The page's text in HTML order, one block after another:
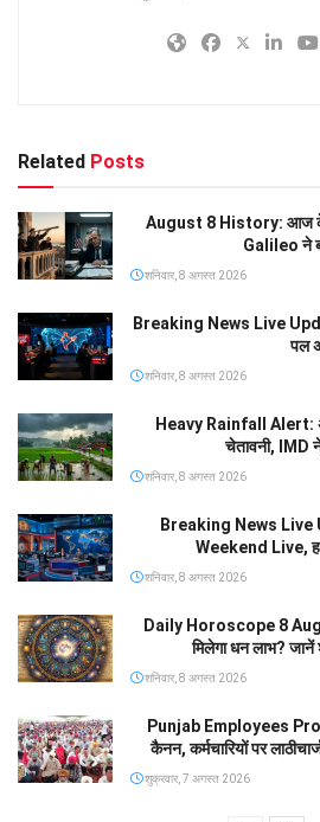
Related Posts
August 8 History: आज के
Galileo ने
शनिवार, 8 अगस्त 2026
Breaking News Live
पल
शनिवार, 8 अगस्त 2026
Heavy Rainfall Alert:
चेतावनी, IMD
शनिवार, 8 अगस्त 2026
Breaking News Live
Weekend Live,
शनिवार, 8 अगस्त 2026
Daily Horoscope 8
मिलेगा धन लाभ? जानें
शनिवार, 8 अगस्त 2026
Punjab Employees
कैनन, कर्मचारियों पर
शुक्रवार, 7 अगस्त 2026